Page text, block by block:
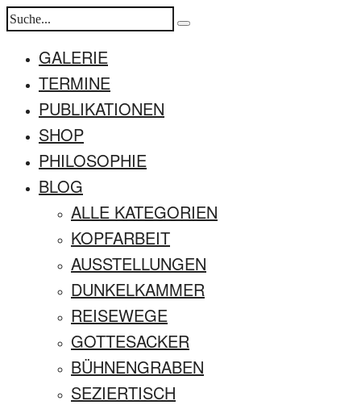
GALERIE
TERMINE
PUBLIKATIONEN
SHOP
PHILOSOPHIE
BLOG
ALLE KATEGORIEN
KOPFARBEIT
AUSSTELLUNGEN
DUNKELKAMMER
REISEWEGE
GOTTESACKER
BÜHNENGRABEN
SEZIERTISCH